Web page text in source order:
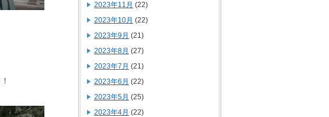
2023年11月 (22)
2023年10月 (22)
2023年9月 (21)
2023年8月 (27)
2023年7月 (21)
2023年6月 (22)
2023年5月 (25)
2023年4月 (22)